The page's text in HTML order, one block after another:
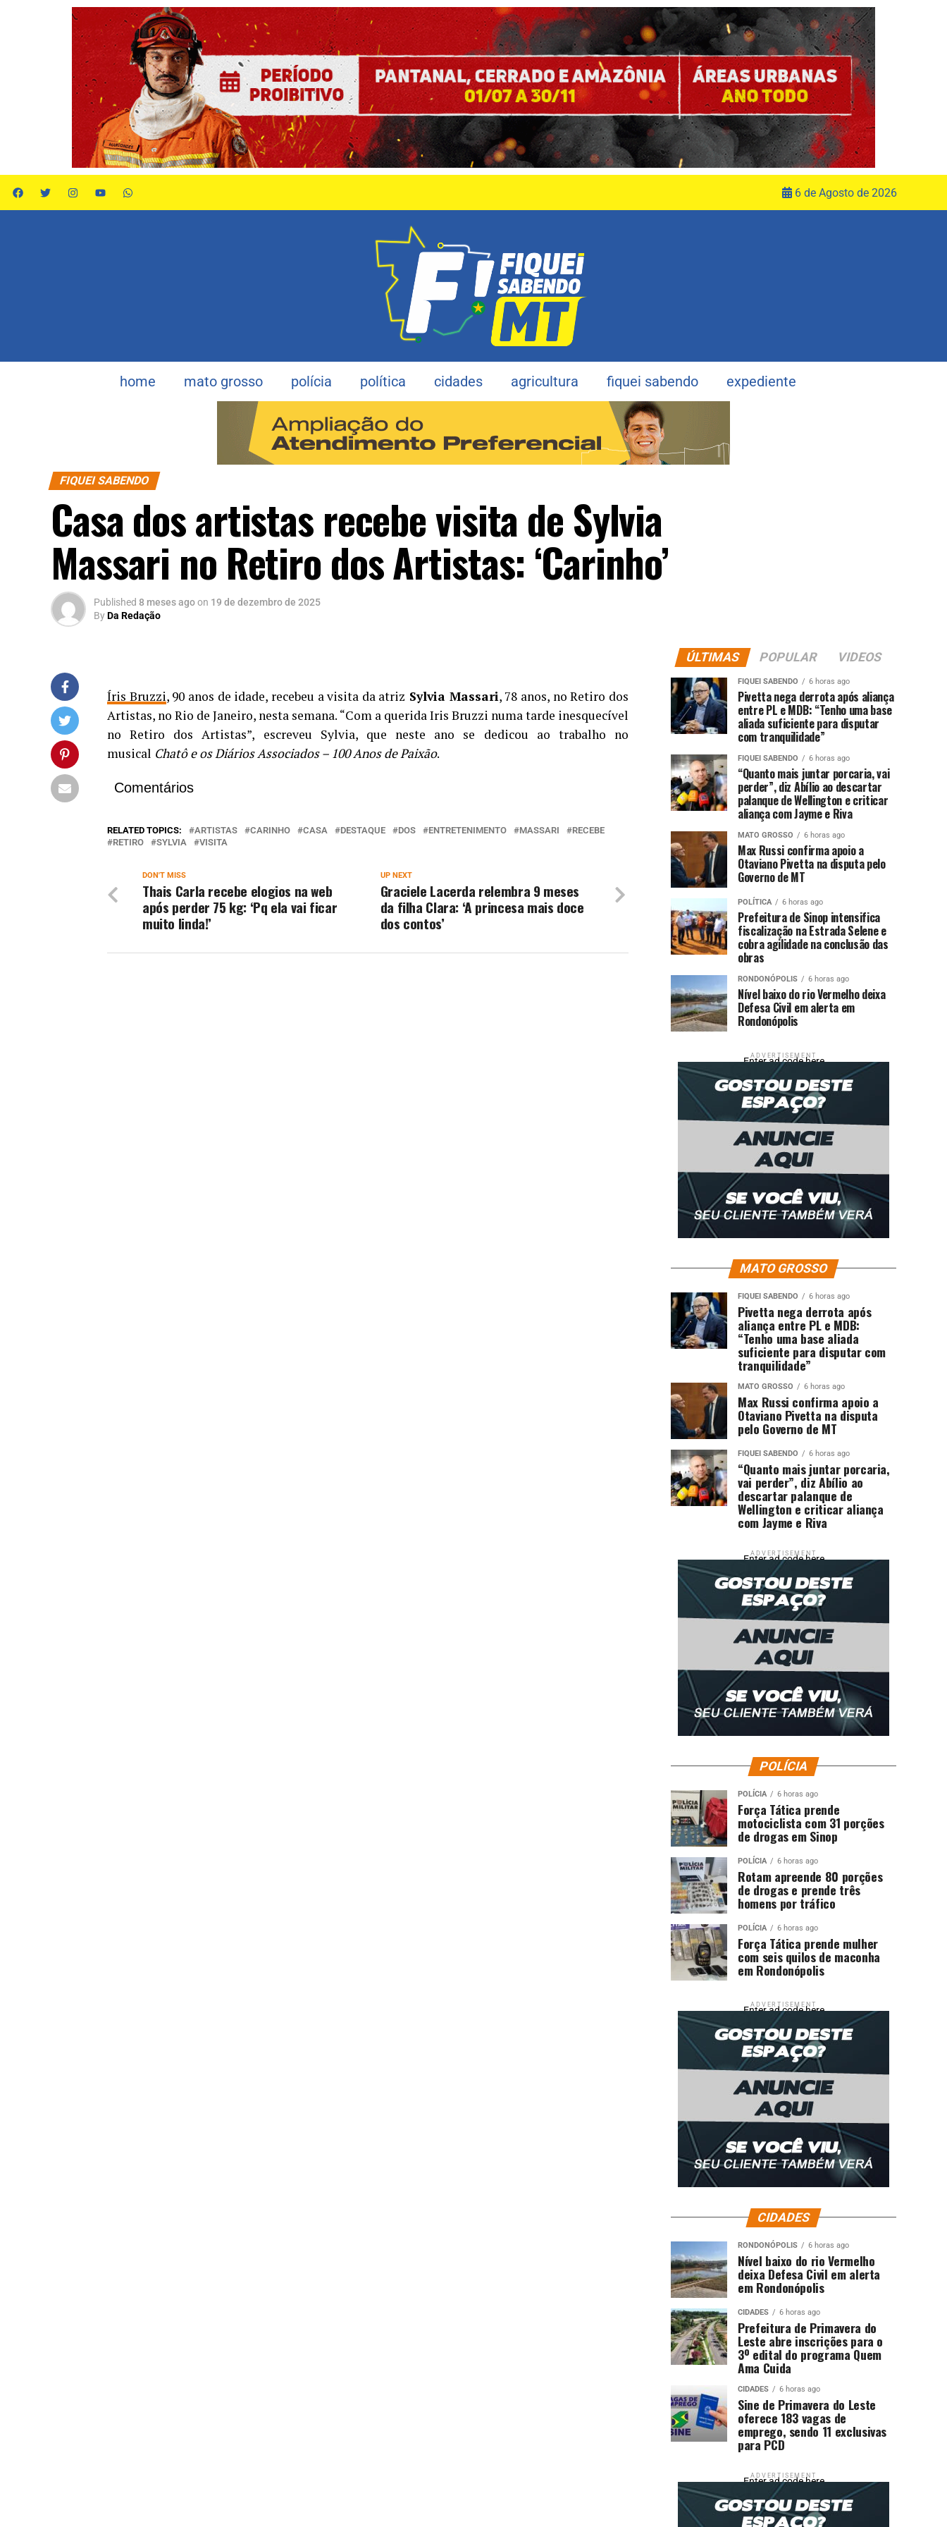
6 de Agosto de 2026
home mato grosso polícia política cidades agricultura fiquei sabendo expediente
FIQUEI SABENDO
Casa dos artistas recebe visita de Sylvia
Massari no Retiro dos Artistas: ‘Carinho’
Published 8 meses agoon 19 de dezembro de 2025
ByDa Redação
Íris Bruzzi, 90 anos de idade, recebeu a visita da atriz Sylvia Massari, 78 anos, no Retiro dos
Artistas, no Rio de Janeiro, nesta semana. “Com a querida Iris Bruzzi numa tarde inesquecível
no Retiro dos Artistas”, escreveu Sylvia, que neste ano se dedicou ao trabalho no
musical Chatô e os Diários Associados – 100 Anos de Paixão.
Comentários
RELATED TOPICS: ARTISTAS CARINHO CASA DESTAQUE DOS ENTRETENIMENTO MASSARI
RECEBE
RETIRO
SYLVIA VISITA
UP NEXT
Graciele Lacerda relembra 9 meses
da filha Clara: ‘A princesa mais doce
dos contos’
DON'T MISS
Thais Carla recebe elogios na web
após perder 75 kg: ‘Pq ela vai ficar
muito linda!’
ÚLTIMAS POPULAR VIDEOS
FIQUEI SABENDO 6 horas ago
Pivetta nega derrota após aliança
entre PL e MDB: “Tenho uma base
aliada suficiente para disputar
com tranquilidade”
FIQUEI SABENDO 6 horas ago
“Quanto mais juntar porcaria, vai
perder”, diz Abílio ao descartar
palanque de Wellington e criticar
aliança com Jayme e Riva
MATO GROSSO 6 horas ago
Max Russi confirma apoio a
Otaviano Pivetta na disputa pelo
Governo de MT
POLÍTICA 6 horas ago
Prefeitura de Sinop intensifica
fiscalização na Estrada Selene e
cobra agilidade na conclusão das
obras
RONDONÓPOLIS 6 horas ago
Nível baixo do rio Vermelho deixa
Defesa Civil em alerta em
Rondonópolis
ADVERTISEMENT
Enter ad code here
MATO GROSSO
FIQUEI SABENDO 6 horas ago
Pivetta nega derrota após
aliança entre PL e MDB:
“Tenho uma base aliada
suficiente para disputar com
tranquilidade”
MATO GROSSO 6 horas ago
Max Russi confirma apoio a
Otaviano Pivetta na disputa
pelo Governo de MT
FIQUEI SABENDO 6 horas ago
“Quanto mais juntar porcaria,
vai perder”, diz Abílio ao
descartar palanque de
Wellington e criticar aliança
com Jayme e Riva
ADVERTISEMENT
Enter ad code here
POLÍCIA
POLÍCIA 6 horas ago
Força Tática prende
motociclista com 31 porções
de drogas em Sinop
POLÍCIA 6 horas ago
Rotam apreende 80 porções
de drogas e prende três
homens por tráfico
POLÍCIA 6 horas ago
Força Tática prende mulher
com seis quilos de maconha
em Rondonópolis
ADVERTISEMENT
Enter ad code here
CIDADES
RONDONÓPOLIS 6 horas ago
Nível baixo do rio Vermelho
deixa Defesa Civil em alerta
em Rondonópolis
CIDADES 6 horas ago
Prefeitura de Primavera do
Leste abre inscrições para o
3º edital do programa Quem
Ama Cuida
CIDADES 6 horas ago
Sine de Primavera do Leste
oferece 183 vagas de
emprego, sendo 11 exclusivas
para PCD
ADVERTISEMENT
Enter ad code here